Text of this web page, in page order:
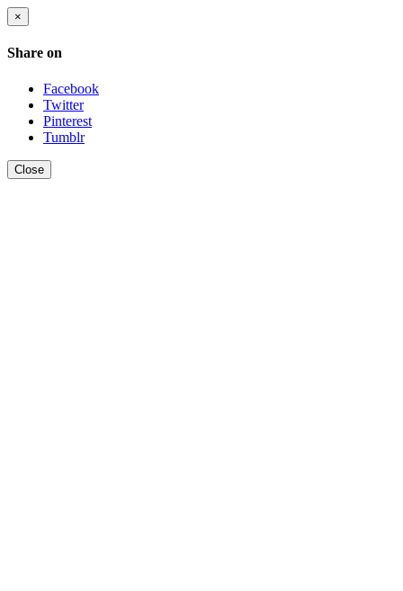
×
Share on
Facebook
Twitter
Pinterest
Tumblr
Close